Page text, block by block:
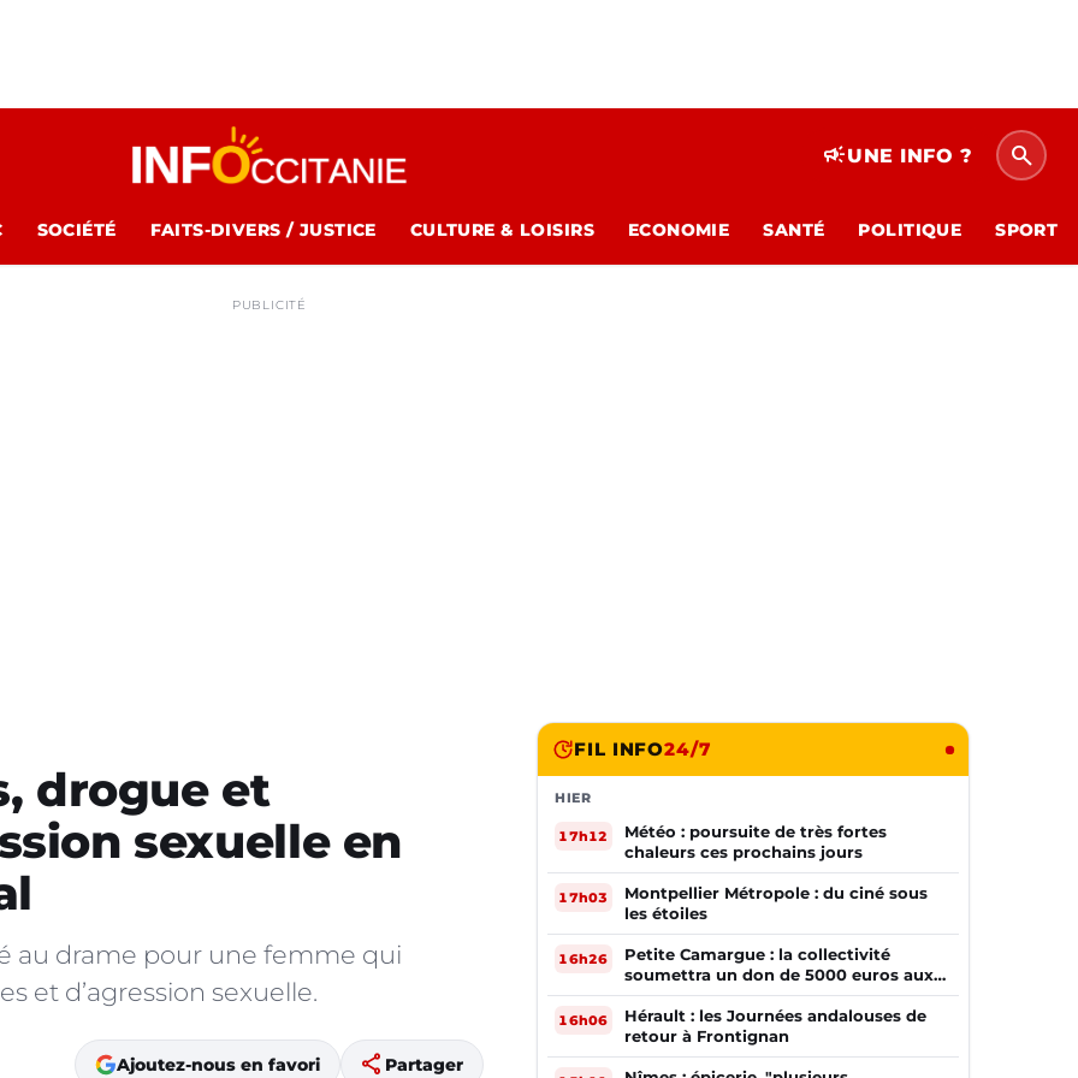
campaignUNE INFO ? search
SOCIÉTÉ FAITS-DIVERS / JUSTICE CULTURE & LOISIRS ECONOMIE SANTÉ POLITIQUE SPORT
PUBLICITÉ
drogue et
sexuelle en
au drame pour une femme qui
et d’agression sexuelle.
Ajoutez-nous en favori share Partager
FIL INFO24/7
HIER
17h12
Météo : poursuite de très fortes
chaleurs ces prochains jours
17h03
Montpellier Métropole : du ciné sous
les étoiles
16h26
Petite Camargue : la collectivité
soumettra un don de 5000 euros aux
sinistrés de la Gironde
16h06
Hérault : les Journées andalouses de
retour à Frontignan